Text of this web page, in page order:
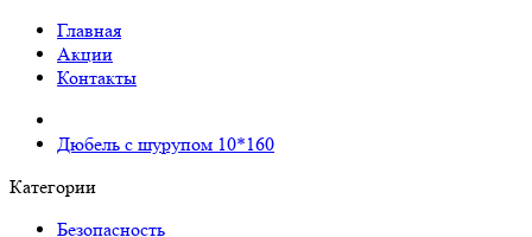
Главная
Акции
Контакты
Дюбель с шурупом 10*160
Категории
Безопасность